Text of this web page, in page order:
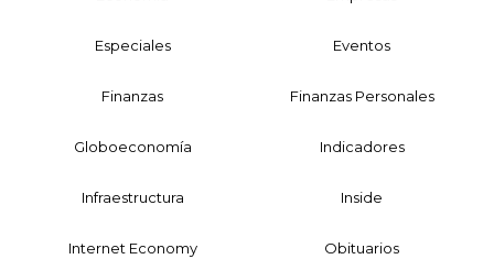
Especiales Eventos
Finanzas Finanzas Personales
Globoeconomía Indicadores
Infraestructura Inside
Internet Economy Obituarios